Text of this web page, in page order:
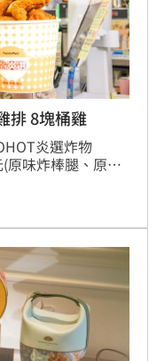
排 8塊桶雞
炎選炸物
原味炸棒腿、原味